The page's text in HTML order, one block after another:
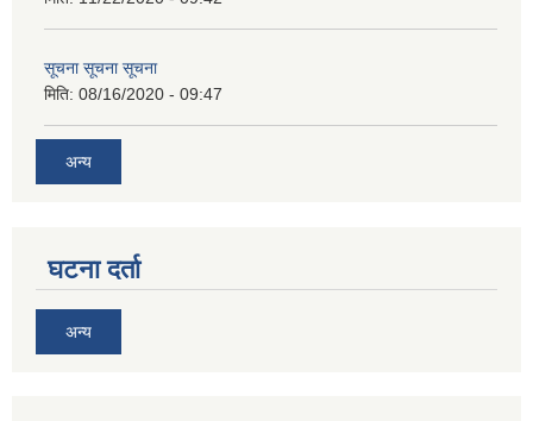
सूचना सूचना सूचना
मिति: 08/16/2020 - 09:47
अन्य
घटना दर्ता
अन्य